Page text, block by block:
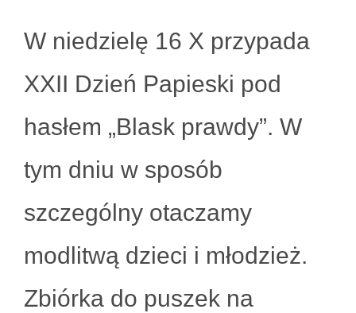
W niedzielę 16 X przypada
XXII Dzień Papieski pod
hasłem „Blask prawdy”. W
tym dniu w sposób
szczególny otaczamy
modlitwą dzieci i młodzież.
Zbiórka do puszek na